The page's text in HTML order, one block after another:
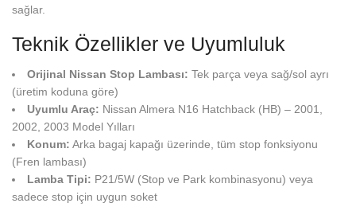
sağlar.
Teknik Özellikler ve Uyumluluk
Orijinal Nissan Stop Lambası: Tek parça veya sağ/sol ayrı
(üretim koduna göre)
Uyumlu Araç: Nissan Almera N16 Hatchback (HB) – 2001,
2002, 2003 Model Yılları
Konum: Arka bagaj kapağı üzerinde, tüm stop fonksiyonu
(Fren lambası)
Lamba Tipi: P21/5W (Stop ve Park kombinasyonu) veya
sadece stop için uygun soket